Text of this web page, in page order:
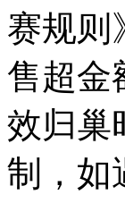
赛规则
售超金
效归巢
制，如